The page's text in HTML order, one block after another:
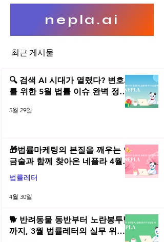
획
nepla.ai
최근 게시물
🔍 검색 AI 시대가 열렸다? 변호사
를 위한 5월 법률 이슈 완벽 정리 |
5월 29일
🎁법률마케팅의 본질을 깨우는 연
금술과 함께 찾아온 네플라 4월
법률레터
법률레터
4월 30일
🐕 반려동물 동반부터 노란봉투법
까지, 3월 법률레터의 실무 위키